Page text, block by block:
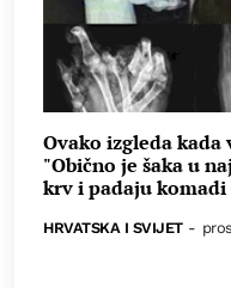
Ovako izgleda
"Obično je šaka u
krv i padaju komadi
HRVATSKA I SVIJET -